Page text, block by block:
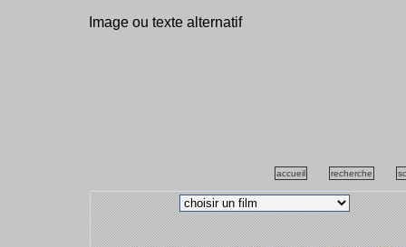
Image ou texte alternatif
accueil recherche